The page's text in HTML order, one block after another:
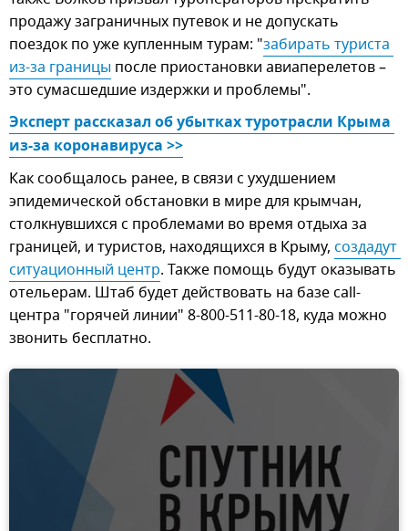
продажу заграничных путевок и не допускать
поездок по уже купленным турам: "забирать туриста
из-за границы после приостановки авиаперелетов –
это сумасшедшие издержки и проблемы".
Эксперт рассказал об убытках туротрасли Крыма
из-за коронавируса >>
Как сообщалось ранее, в связи с ухудшением
эпидемической обстановки в мире для крымчан,
столкнувшихся с проблемами во время отдыха за
границей, и туристов, находящихся в Крыму, создадут
ситуационный центр. Также помощь будут оказывать
отельерам. Штаб будет действовать на базе call-
центра "горячей линии" 8-800-511-80-18, куда можно
звонить бесплатно.